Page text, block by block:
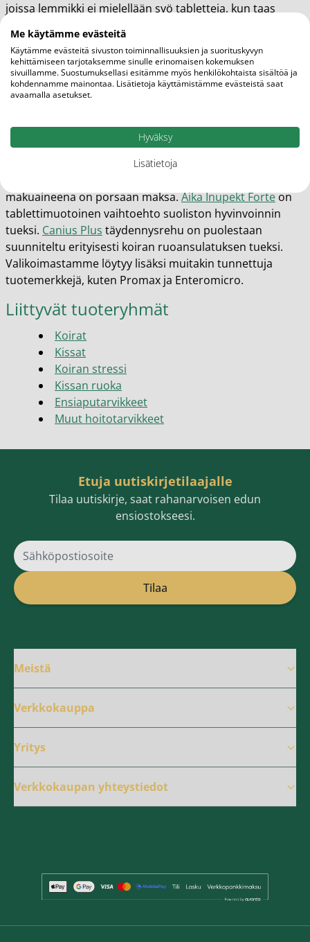
joissa lemmikki ei mielellään syö tabletteja, kun taas
päivittäiseen käyttöön.
Suosittuja tuotteita Olo-apteekissa
Olo-apteekin valikoimasta löydät monipuolisesti eläinten
Fiboron koirille ja kissoille tarkoitettu kuitulisä, joka
sisältää kuutta erilaista luonnollisen kuidun lähdettä sekä
prebiootteja. Se tukee ruoansulatuksen ja
makuaineena on porsaan maksa.Aika Inupekt Forteon
tablettimuotoinen vaihtoehto suoliston hyvinvoinnin
tueksi. Canius Plus täydennysrehu on puolestaan
suunniteltu erityisesti koiran ruoansulatuksen tueksi.
Valikoimastamme löytyy lisäksi muitakin tunnettuja
tuotemerkkejä, kuten Promax ja Enteromicro.
Liittyvät tuoteryhmät
Koirat
Kissat
Koiran stressi
Kissan ruoka
Ensiaputarvikkeet
Muut hoitotarvikkeet
Etuja uutiskirjetilaajalle
Tilaa uutiskirje, saat rahanarvoisen edun
ensiostokseesi.
Sähköpostiosoite
Tilaa
Meistä
Verkkokauppa
Yritys
Verkkokaupan yhteystiedot
Me käytämme evästeitä
Käytämme evästeitä sivuston toiminnallisuuksien ja suorituskyvyn
kehittämiseen tarjotaksemme sinulle erinomaisen kokemuksen
sivuillamme. Suostumuksellasi esitämme myös henkilökohtaista sisältöä ja
kohdennamme mainontaa. Lisätietoja käyttämistämme evästeistä saat
avaamalla asetukset.
Hyväksy
Lisätietoja